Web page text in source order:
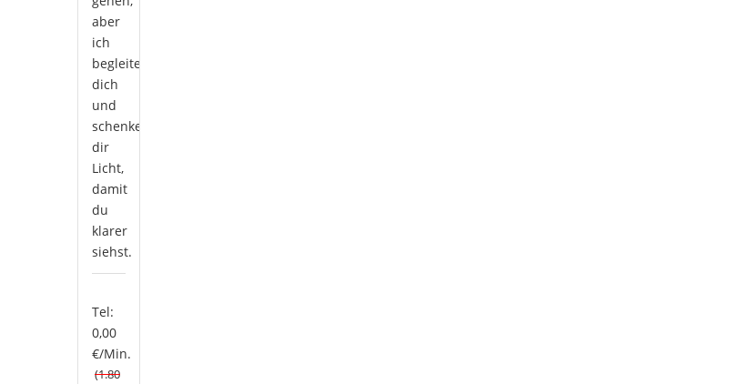
aber
ich
begleite
dich
und
schenke
dir
Licht,
damit
du
klarer
siehst.
Tel:
0,00
€/Min.
(1.80